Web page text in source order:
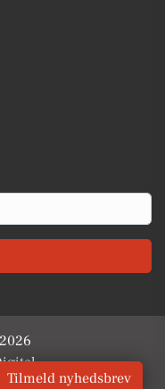
Tilmeld nyhedsbrev